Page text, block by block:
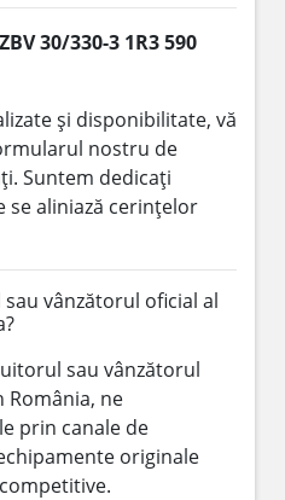
30/330-3 1R3 590
și disponibilitate, vă
nostru de
Suntem dedicați
se aliniază cerințelor
vânzătorul oficial al
sau vânzătorul
România, ne
prin canale de
originale